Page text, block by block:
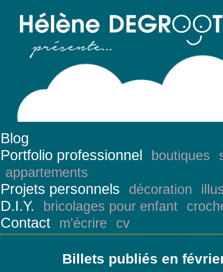
Blog
Portfolio professionnel
boutiques
appartements
Projets personnels décoration
D.I.Y. bricolages pour enfant
Contact m’écrire cv
Billets publiés en